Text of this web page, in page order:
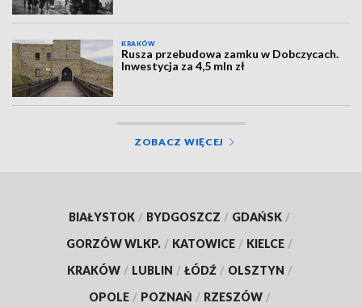
KRAKÓW
Rusza przebudowa zamku w Dobczycach.
Inwestycja za 4,5 mln zł
ZOBACZ WIĘCEJ
BIAŁYSTOK / BYDGOSZCZ / GDAŃSK /
GORZÓW WLKP. / KATOWICE / KIELCE /
KRAKÓW / LUBLIN / ŁÓDŹ / OLSZTYN /
OPOLE / POZNAŃ / RZESZÓW /